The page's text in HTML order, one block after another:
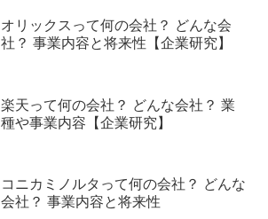
オリックスって何の会社？ どんな会
社？ 事業内容と将来性【企業研究】
楽天って何の会社？ どんな会社？ 業
種や事業内容【企業研究】
コニカミノルタって何の会社？ どんな
会社？ 事業内容と将来性